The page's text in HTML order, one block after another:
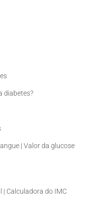
diabetes?
| Valor da glucose
| Calculadora do IMC